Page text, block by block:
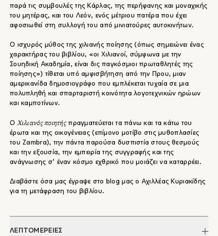
παρά τις συμβουλές της Κάρλας, της περήφανης και μοναχικής
του μητέρας, και του Λεόν, ενός μέτριου πατέρα που έχει
αφοσιωθεί στη συλλογή του από μινιατούρες αυτοκινήτων.
Ο ισχυρός μύθος της χιλιανής ποίησης (όπως σημειώνει ένας
χαρακτήρας του βιβλίου, «οι Χιλιανοί, σύμφωνα με την
Σουηδική Ακαδημία, είναι δις παγκόσμιοι πρωταθλητές της
ποίησης») τίθεται υπό αμφισβήτηση από την Πρου, μιαν
αμερικανίδα δημοσιογράφο που εμπλέκεται τυχαία σε μια
πολυπληθή και σπαρταριστή κοινότητα λογοτεχνικών ηρώων
και καμποτίνων.
ΟΧιλιανός ποιητήςπραγματεύεται τα πάνω και τα κάτω του
έρωτα και της οικογένειας (επίμονο μοτίβο στις μυθοπλασίες
του Zambra), την πάντα παρούσα δυσπιστία στους θεσμούς
και την εξουσία, την εμπειρία της συγγραφής και της
ανάγνωσης σ’ έναν κόσμο εχθρικό που μοιάζει να καταρρέει.
Διαβάστε όσα μας έγραψε στο blog μας ο Αχιλλέας Κυριακίδης
για τη μετάφραση του βιβλίου.
ΛΕΠΤΟΜΕΡΕΙΕΣ